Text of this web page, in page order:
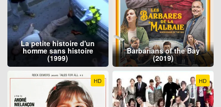
La petite histoire d'un
homme sans histoire
(1999)
Barbarians of the Bay
(2019)
HD HD